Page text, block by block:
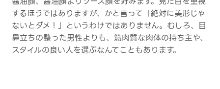
するほうではありますが、かと言って「絶対に美形じゃ
ないとダメ！」というわけではありません。むしろ、目
鼻立ちの整った男性よりも、筋肉質な肉体の持ち主や、
スタイルの良い人を選ぶなんてこともあります。